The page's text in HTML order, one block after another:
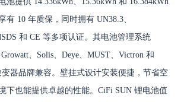
有 10 年质保，同时拥有 UN38.3、
和 CE 等多项认证。其电池管理系统
、Solis、Deye、MUST、Victron 和
器品牌兼容。壁挂式设计安装便捷，节省空
下也能提供卓越的性能。CiFi SUN 锂电池值